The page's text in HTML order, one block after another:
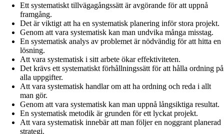
Ett systematiskt tillvägagångssätt är avgörande för att uppnå
framgång.
Det är viktigt att ha en systematisk planering inför stora projekt.
Genom att vara systematisk kan man undvika många misstag.
En systematisk analys av problemet är nödvändig för att hitta en
lösning.
Att vara systematisk i sitt arbete ökar effektiviteten.
Det krävs ett systematiskt förhållningssätt för att hålla ordning på
alla uppgifter.
Att vara systematisk handlar om att ha ordning och reda i allt
man gör.
Genom att vara systematisk kan man uppnå långsiktiga resultat.
En systematisk metodik är grunden för ett lyckat projekt.
Att vara systematisk innebär att man följer en noggrant planerad
strategi.